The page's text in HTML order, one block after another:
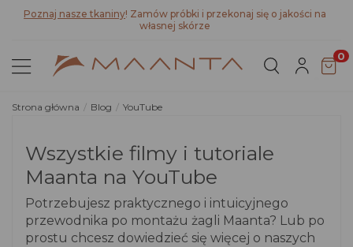
Poznaj nasze tkaniny! Zamów próbki i przekonaj się o jakości na
własnej skórze
0
Strona główna Blog YouTube
Wszystkie filmy i tutoriale
Maanta na YouTube
Potrzebujesz praktycznego i intuicyjnego
przewodnika po montażu żagli Maanta? Lub po
prostu chcesz dowiedzieć się więcej o naszych